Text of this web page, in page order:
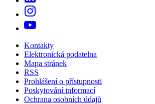
Kontakty
Elektronická podatelna
Mapa stránek
RSS
Prohlášení o přístupnosti
Poskytování informací
Ochrana osobních údajů